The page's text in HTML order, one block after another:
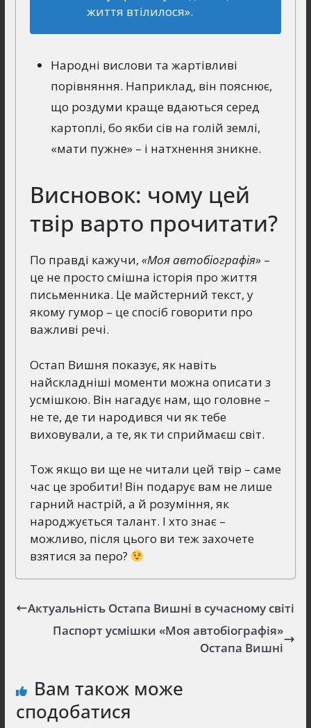
життя втілилося».
Народні вислови та жартівливі
порівняння. Наприклад, він пояснює,
що роздуми краще вдаються серед
картоплі, бо якби сів на голій землі,
«мати пужне» – і натхнення зникне.
Висновок: чому цей
твір варто прочитати?
По правді кажучи, «Моя автобіографія»–
це не просто смішна історія про життя
письменника. Це майстерний текст, у
якому гумор – це спосіб говорити про
важливі речі.
Остап Вишня показує, як навіть
найскладніші моменти можна описати з
усмішкою. Він нагадує нам, що головне –
не те, де ти народився чи як тебе
виховували, а те, як ти сприймаєш світ.
Тож якщо ви ще не читали цей твір – саме
час це зробити! Він подарує вам не лише
гарний настрій, а й розуміння, як
народжується талант. І хто знає –
можливо, після цього ви теж захочете
взятися за перо?
Актуальність Остапа Вишні в сучасному світі
Паспорт усмішки «Моя автобіографія»
Остапа Вишні
Вам також може
сподобатися